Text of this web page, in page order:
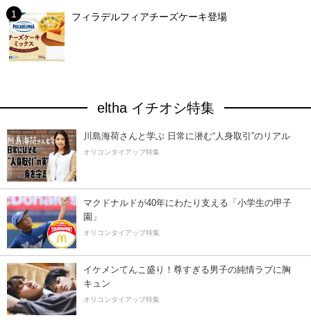
フィラデルフィアチーズケーキ登場
eltha イチオシ特集
川島海荷さんと学ぶ 日常に潜む“人身取引”のリアル
オリコンタイアップ特集
マクドナルドが40年にわたり支える「小学生の甲子
園」
オリコンタイアップ特集
イケメンてんこ盛り！尊すぎる男子の純情ラブに胸
キュン
オリコンタイアップ特集